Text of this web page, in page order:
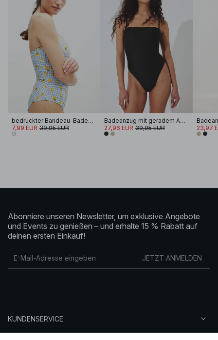
bedruckter Bandeau-Badeanzug aus Seersucker
7,99 EUR 39,95 EUR
Badeanzug mit geradem Ausschnitt
27,96 EUR 39,95 EUR 23,97
Abonniere unseren Newsletter, um exklusive Angebote
und Events zu genießen – und erhalte 15 % Rabatt auf
deinen ersten Einkauf!
JETZT ANMELDEN
KUNDENSERVICE